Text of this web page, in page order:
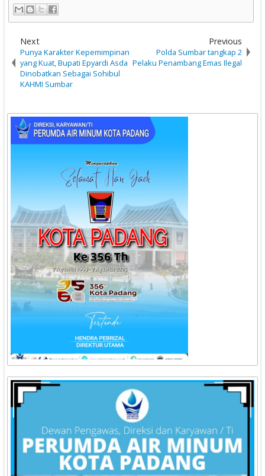
Next
Punya Karakter Kepemimpinan
yang Kuat, Bupati Epyardi Asda
Dinobatkan Sebagai Sohibul
KAHMI Sumbar
Previous
Polda Sumbar tangkap 2
Pelaku Penambang Emas Ilegal